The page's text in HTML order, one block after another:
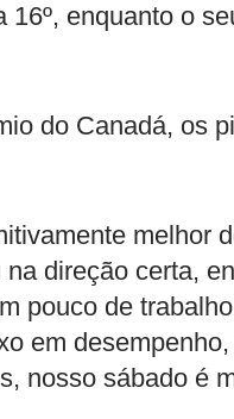
enquanto o
do Canadá, os
melhor
direção certa,
pouco de
em
nosso sábado é